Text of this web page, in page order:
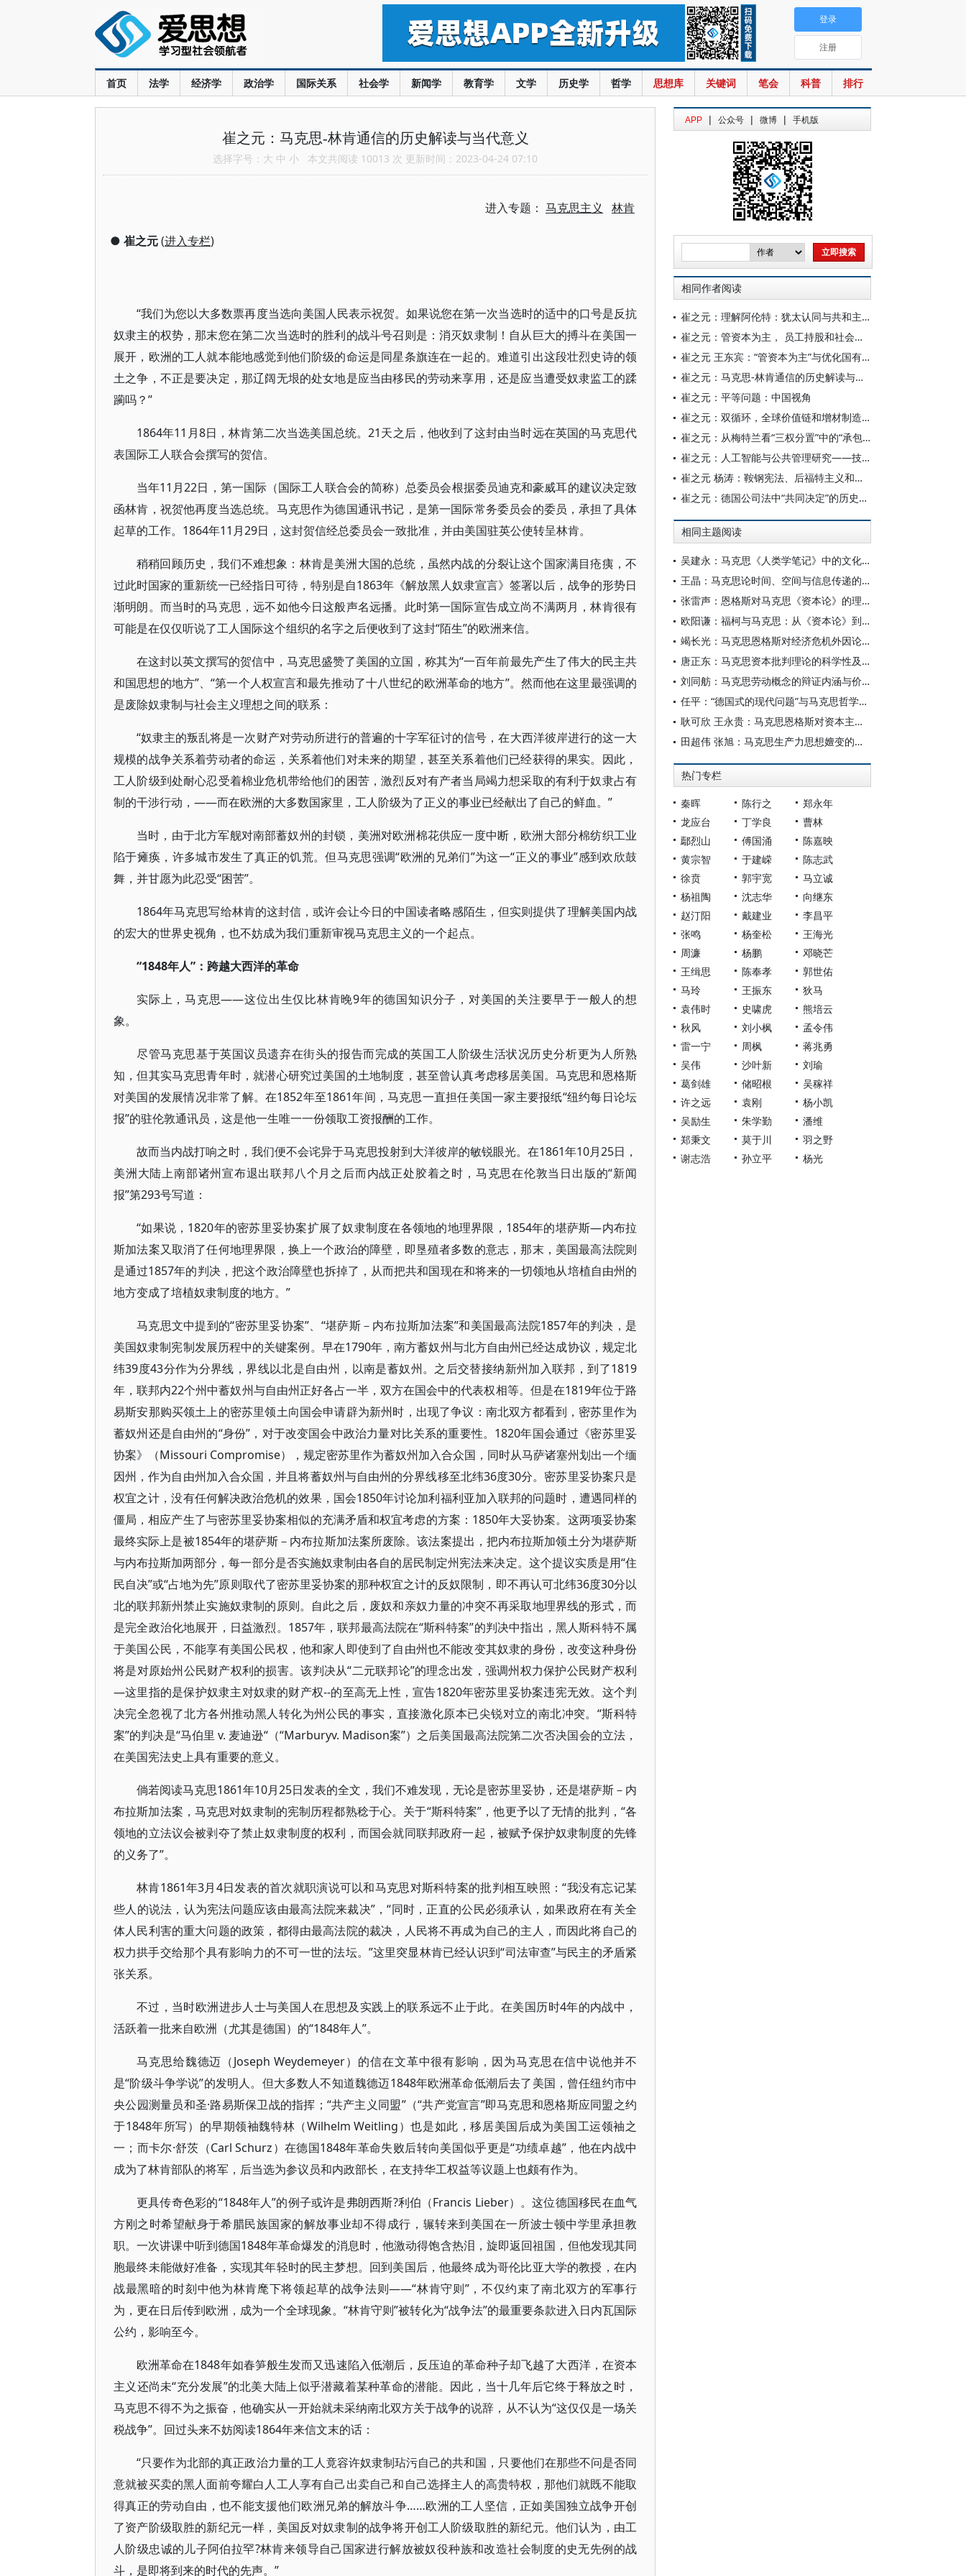
首页 法学 经济学 政治学 国际关系 社会学 新闻学 教育学 文学 历史学 哲学 思想库 关键词 笔会 科普 排行
登录
注册
崔之元：马克思-林肯通信的历史解读与当代意义
选择字号： 大 中 小 本文共阅读 10013 次 更新时间：2023-04-24 07:10
进入专题： 马克思主义 林肯
● 崔之元(进入专栏)
“我们为您以大多数票再度当选向美国人民表示祝贺。如果说您在第一次当选时的适中的口号是反抗
奴隶主的权势，那末您在第二次当选时的胜利的战斗号召则是：消灭奴隶制！自从巨大的搏斗在美国一
展开，欧洲的工人就本能地感觉到他们阶级的命运是同星条旗连在一起的。难道引出这段壮烈史诗的领
土之争，不正是要决定，那辽阔无垠的处女地是应当由移民的劳动来享用，还是应当遭受奴隶监工的蹂
躏吗？”
1864年11月8日，林肯第二次当选美国总统。21天之后，他收到了这封由当时远在英国的马克思代
表国际工人联合会撰写的贺信。
当年11月22日，第一国际（国际工人联合会的简称）总委员会根据委员迪克和豪威耳的建议决定致
函林肯，祝贺他再度当选总统。马克思作为德国通讯书记，是第一国际常务委员会的委员，承担了具体
起草的工作。1864年11月29日，这封贺信经总委员会一致批准，并由美国驻英公使转呈林肯。
稍稍回顾历史，我们不难想象：林肯是美洲大国的总统，虽然内战的分裂让这个国家满目疮痍，不
过此时国家的重新统一已经指日可待，特别是自1863年《解放黑人奴隶宣言》签署以后，战争的形势日
渐明朗。而当时的马克思，远不如他今日这般声名远播。此时第一国际宣告成立尚不满两月，林肯很有
可能是在仅仅听说了工人国际这个组织的名字之后便收到了这封“陌生”的欧洲来信。
在这封以英文撰写的贺信中，马克思盛赞了美国的立国，称其为“一百年前最先产生了伟大的民主共
和国思想的地方”、“第一个人权宣言和最先推动了十八世纪的欧洲革命的地方”。然而他在这里最强调的
是废除奴隶制与社会主义理想之间的联系：
“奴隶主的叛乱将是一次财产对劳动所进行的普遍的十字军征讨的信号，在大西洋彼岸进行的这一大
规模的战争关系着劳动者的命运，关系着他们对未来的期望，甚至关系着他们已经获得的果实。因此，
工人阶级到处耐心忍受着棉业危机带给他们的困苦，激烈反对有产者当局竭力想采取的有利于奴隶占有
制的干涉行动，——而在欧洲的大多数国家里，工人阶级为了正义的事业已经献出了自己的鲜血。”
当时，由于北方军舰对南部蓄奴州的封锁，美洲对欧洲棉花供应一度中断，欧洲大部分棉纺织工业
陷于瘫痪，许多城市发生了真正的饥荒。但马克思强调“欧洲的兄弟们”为这一“正义的事业”感到欢欣鼓
舞，并甘愿为此忍受“困苦”。
1864年马克思写给林肯的这封信，或许会让今日的中国读者略感陌生，但实则提供了理解美国内战
的宏大的世界史视角，也不妨成为我们重新审视马克思主义的一个起点。
“1848年人”：跨越大西洋的革命
实际上，马克思——这位出生仅比林肯晚9年的德国知识分子，对美国的关注要早于一般人的想
象。
尽管马克思基于英国议员遗弃在街头的报告而完成的英国工人阶级生活状况历史分析更为人所熟
知，但其实马克思青年时，就潜心研究过美国的土地制度，甚至曾认真考虑移居美国。马克思和恩格斯
对美国的发展情况非常了解。在1852年至1861年间，马克思一直担任美国一家主要报纸“纽约每日论坛
报”的驻伦敦通讯员，这是他一生唯一一份领取工资报酬的工作。
故而当内战打响之时，我们便不会诧异于马克思投射到大洋彼岸的敏锐眼光。在1861年10月25日，
美洲大陆上南部诸州宣布退出联邦八个月之后而内战正处胶着之时，马克思在伦敦当日出版的“新闻
报”第293号写道：
“如果说，1820年的密苏里妥协案扩展了奴隶制度在各领地的地理界限，1854年的堪萨斯—内布拉
斯加法案又取消了任何地理界限，换上一个政治的障壁，即垦殖者多数的意志，那末，美国最高法院则
是通过1857年的判决，把这个政治障壁也拆掉了，从而把共和国现在和将来的一切领地从培植自由州的
地方变成了培植奴隶制度的地方。”
马克思文中提到的“密苏里妥协案”、“堪萨斯－内布拉斯加法案”和美国最高法院1857年的判决，是
美国奴隶制宪制发展历程中的关键案例。早在1790年，南方蓄奴州与北方自由州已经达成协议，规定北
纬39度43分作为分界线，界线以北是自由州，以南是蓄奴州。之后交替接纳新州加入联邦，到了1819
年，联邦内22个州中蓄奴州与自由州正好各占一半，双方在国会中的代表权相等。但是在1819年位于路
易斯安那购买领土上的密苏里领土向国会申请辟为新州时，出现了争议：南北双方都看到，密苏里作为
蓄奴州还是自由州的“身份”，对于改变国会中政治力量对比关系的重要性。1820年国会通过《密苏里妥
协案》（Missouri Compromise），规定密苏里作为蓄奴州加入合众国，同时从马萨诸塞州划出一个缅
因州，作为自由州加入合众国，并且将蓄奴州与自由州的分界线移至北纬36度30分。密苏里妥协案只是
权宜之计，没有任何解决政治危机的效果，国会1850年讨论加利福利亚加入联邦的问题时，遭遇同样的
僵局，相应产生了与密苏里妥协案相似的充满矛盾和权宜考虑的方案：1850年大妥协案。这两项妥协案
最终实际上是被1854年的堪萨斯－内布拉斯加法案所废除。该法案提出，把内布拉斯加领土分为堪萨斯
与内布拉斯加两部分，每一部分是否实施奴隶制由各自的居民制定州宪法来决定。这个提议实质是用“住
民自决”或“占地为先”原则取代了密苏里妥协案的那种权宜之计的反奴限制，即不再认可北纬36度30分以
北的联邦新州禁止实施奴隶制的原则。自此之后，废奴和亲奴力量的冲突不再采取地理界线的形式，而
是完全政治化地展开，日益激烈。1857年，联邦最高法院在“斯科特案”的判决中指出，黑人斯科特不属
于美国公民，不能享有美国公民权，他和家人即使到了自由州也不能改变其奴隶的身份，改变这种身份
将是对原始州公民财产权利的损害。该判决从“二元联邦论”的理念出发，强调州权力保护公民财产权利
—这里指的是保护奴隶主对奴隶的财产权--的至高无上性，宣告1820年密苏里妥协案违宪无效。这个判
决完全忽视了北方各州推动黑人转化为州公民的事实，直接激化原本已尖锐对立的南北冲突。“斯科特
案”的判决是“马伯里 v. 麦迪逊“（“Marburyv. Madison案”）之后美国最高法院第二次否决国会的立法，
在美国宪法史上具有重要的意义。
倘若阅读马克思1861年10月25日发表的全文，我们不难发现，无论是密苏里妥协，还是堪萨斯－内
布拉斯加法案，马克思对奴隶制的宪制历程都熟稔于心。关于“斯科特案”，他更予以了无情的批判，“各
领地的立法议会被剥夺了禁止奴隶制度的权利，而国会就同联邦政府一起，被赋予保护奴隶制度的先锋
的义务了”。
林肯1861年3月4日发表的首次就职演说可以和马克思对斯科特案的批判相互映照：“我没有忘记某
些人的说法，认为宪法问题应该由最高法院来裁决”，“同时，正直的公民必须承认，如果政府在有关全
体人民利害的重大问题的政策，都得由最高法院的裁决，人民将不再成为自己的主人，而因此将自己的
权力拱手交给那个具有影响力的不可一世的法坛。”这里突显林肯已经认识到“司法审查”与民主的矛盾紧
张关系。
不过，当时欧洲进步人士与美国人在思想及实践上的联系远不止于此。在美国历时4年的内战中，
活跃着一批来自欧洲（尤其是德国）的“1848年人”。
马克思给魏德迈（Joseph Weydemeyer）的信在文革中很有影响，因为马克思在信中说他并不
是“阶级斗争学说”的发明人。但大多数人不知道魏德迈1848年欧洲革命低潮后去了美国，曾任纽约市中
央公园测量员和圣·路易斯保卫战的指挥；“共产主义同盟”（“共产党宣言”即马克思和恩格斯应同盟之约
于1848年所写）的早期领袖魏特林（Wilhelm Weitling）也是如此，移居美国后成为美国工运领袖之
一；而卡尔·舒茨（Carl Schurz）在德国1848年革命失败后转向美国似乎更是“功绩卓越”，他在内战中
成为了林肯部队的将军，后当选为参议员和内政部长，在支持华工权益等议题上也颇有作为。
更具传奇色彩的“1848年人”的例子或许是弗朗西斯?利伯（Francis Lieber）。这位德国移民在血气
方刚之时希望献身于希腊民族国家的解放事业却不得成行，辗转来到美国在一所波士顿中学里承担教
职。一次讲课中听到德国1848年革命爆发的消息时，他激动得饱含热泪，旋即返回祖国，但他发现其同
胞最终未能做好准备，实现其年轻时的民主梦想。回到美国后，他最终成为哥伦比亚大学的教授，在内
战最黑暗的时刻中他为林肯麾下将领起草的战争法则——“林肯守则”，不仅约束了南北双方的军事行
为，更在日后传到欧洲，成为一个全球现象。“林肯守则”被转化为“战争法”的最重要条款进入日内瓦国际
公约，影响至今。
欧洲革命在1848年如春笋般生发而又迅速陷入低潮后，反压迫的革命种子却飞越了大西洋，在资本
主义还尚未“充分发展”的北美大陆上似乎潜藏着某种革命的潜能。因此，当十几年后它终于释放之时，
马克思不得不为之振奋，他确实从一开始就未采纳南北双方关于战争的说辞，从不认为“这仅仅是一场关
税战争”。回过头来不妨阅读1864年来信文末的话：
“只要作为北部的真正政治力量的工人竟容许奴隶制玷污自己的共和国，只要他们在那些不问是否同
意就被买卖的黑人面前夸耀白人工人享有自己出卖自己和自己选择主人的高贵特权，那他们就既不能取
得真正的劳动自由，也不能支援他们欧洲兄弟的解放斗争……欧洲的工人坚信，正如美国独立战争开创
了资产阶级取胜的新纪元一样，美国反对奴隶制的战争将开创工人阶级取胜的新纪元。他们认为，由工
人阶级忠诚的儿子阿伯拉罕?林肯来领导自己国家进行解放被奴役种族和改造社会制度的史无先例的战
斗，是即将到来的时代的先声。”
APP | 公众号 | 微博 | 手机版
相同作者阅读
崔之元：理解阿伦特：犹太认同与共和主义
崔之元：管资本为主， 员工持股和社会分红
崔之元 王东宾：“管资本为主”与优化国有资本布局
崔之元：马克思-林肯通信的历史解读与当代意义
崔之元：平等问题：中国视角
崔之元：双循环，全球价值链和增材制造——对新发展战略的初步理论思考
崔之元：从梅特兰看“三权分置”中的“承包权”
崔之元：人工智能与公共管理研究——技术可能性、议题重构和治理创新
崔之元 杨涛：鞍钢宪法、后福特主义和产业转型升级
崔之元：德国公司法中“共同决定”的历史起源与借鉴
相同主题阅读
吴建永：马克思《人类学笔记》中的文化生活叙事及其启示
王晶：马克思论时间、空间与信息传递的辩证关系——对《经济学手稿（1857—1858）》（资本的流通过程篇）的传播学考证
张雷声：恩格斯对马克思《资本论》的理论贡献
欧阳谦：福柯与马克思：从《资本论》到权力谱系学
竭长光：马克思恩格斯对经济危机外因论的方法论批判及其当代启示
唐正东：马克思资本批判理论的科学性及当代意义
刘同舫：马克思劳动概念的辩证内涵与价值旨归
任平：“德国式的现代问题”与马克思哲学革命：路向抉择、理论图式与当代意义
耿可欣 王永贵：马克思恩格斯对资本主义精神生产的三重批判及其现实意义
田超伟 张旭：马克思生产力思想嬗变的整体性探赜
热门专栏
秦晖 陈行之
郑永年
龙应台
丁学良
曹林
鄢烈山
傅国涌
陈嘉映
黄宗智
于建嵘
陈志武
徐贲
郭宇宽
马立诚
杨祖陶
沈志华
向继东
赵汀阳
戴建业
李昌平
张鸣
杨奎松
王海光
周濂
杨鹏
邓晓芒
王缉思
陈奉孝
郭世佑
马玲
王振东
狄马
袁伟时
史啸虎
熊培云
秋风
刘小枫
孟令伟
雷一宁
周枫
蒋兆勇
吴伟
沙叶新
刘瑜
葛剑雄
储昭根
吴稼祥
许之远
袁刚
杨小凯
吴励生
朱学勤
潘维
郑秉文
莫于川
羽之野
谢志浩
孙立平 杨光